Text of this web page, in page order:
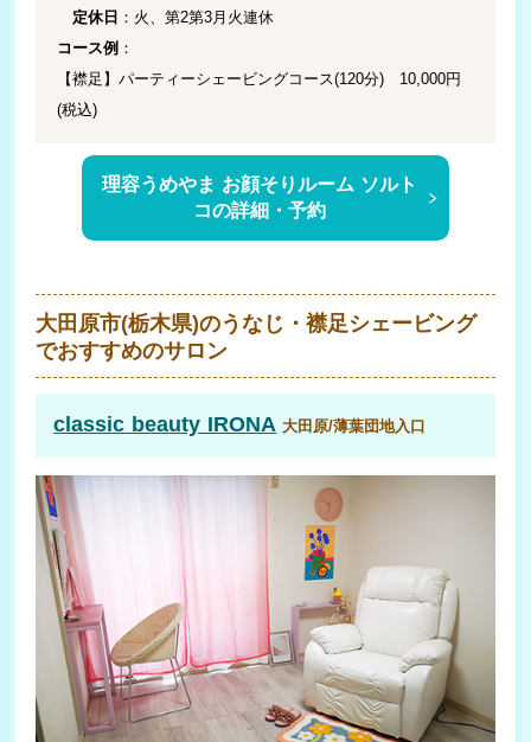
定休日 ：火、第2第3月火連休
コース例 ：
【襟足】パーティーシェービングコース(120分) 10,000円
(税込)
理容うめやま お顔そりルーム ソルト
コの詳細・予約
大田原市(栃木県)のうなじ・襟足シェービング
でおすすめのサロン
classic beauty IRONA 大田原/薄葉団地入口